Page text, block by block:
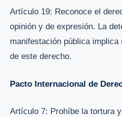
Artículo 19: Reconoce el
opinión y de expresión. La
manifestación pública
de este derecho.
Pacto Internacional de
Artículo 7: Prohíbe la tortura